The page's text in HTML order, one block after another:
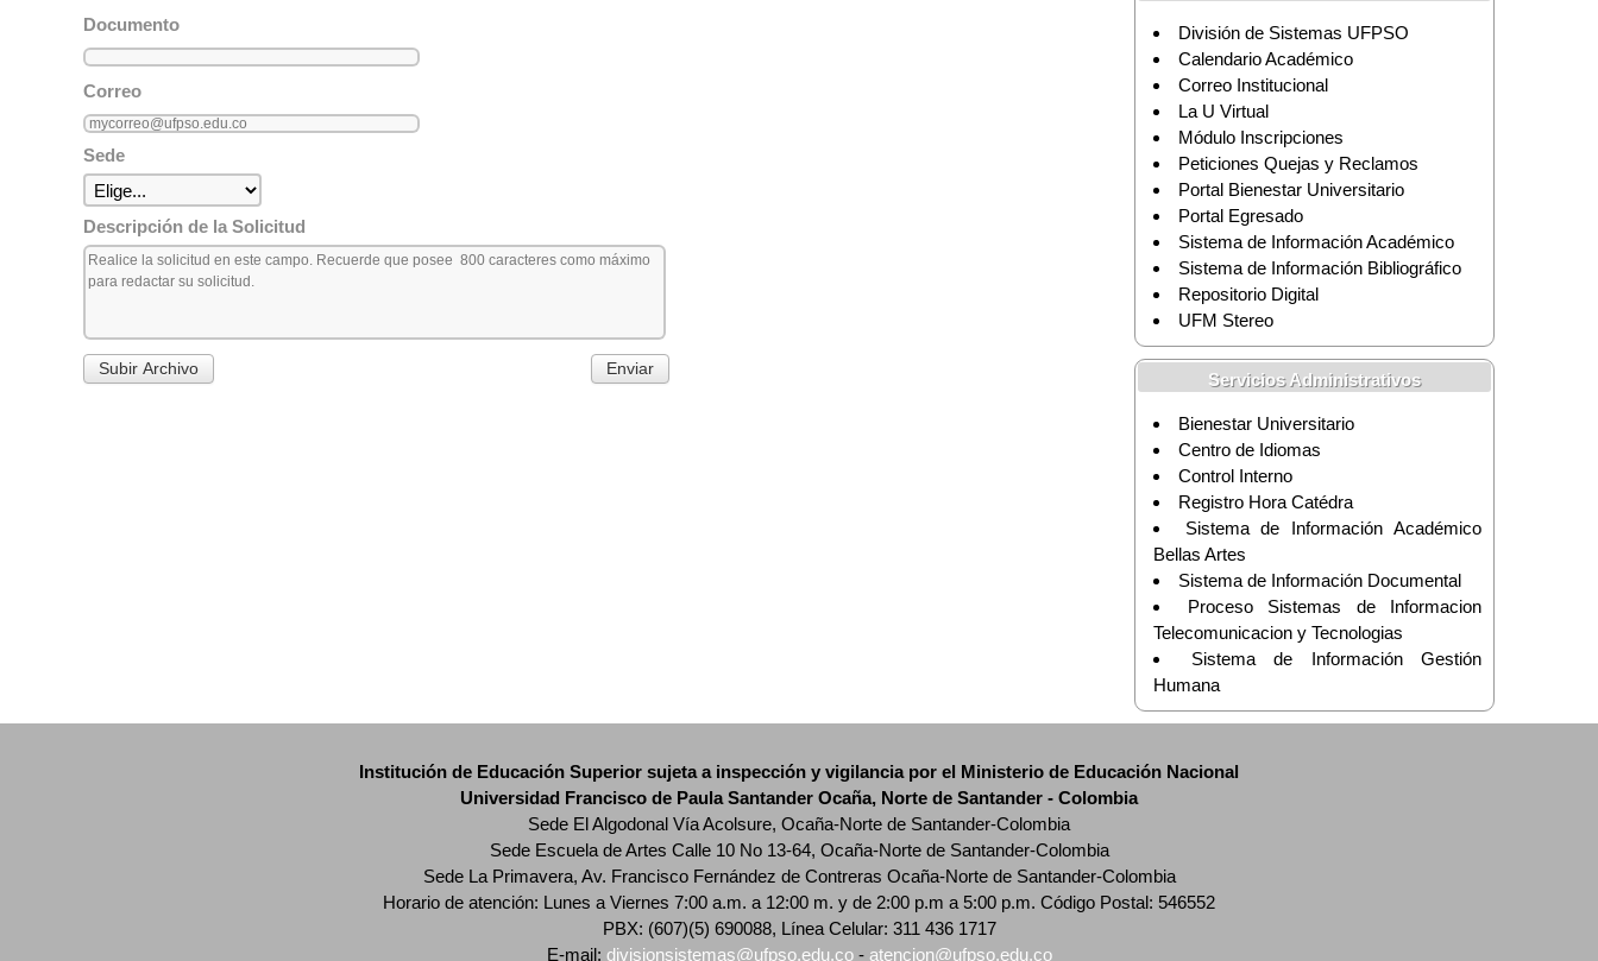
Documento
Correo
Sede
Descripción de la Solicitud
División de Sistemas UFPSO
Calendario Académico
Correo Institucional
La U Virtual
Módulo Inscripciones
Peticiones Quejas y Reclamos
Portal Bienestar Universitario
Portal Egresado
Sistema de Información Académico
Sistema de Información Bibliográfico
Repositorio Digital
UFM Stereo
Servicios Administrativos
Bienestar Universitario
Centro de Idiomas
Control Interno
Registro Hora Catédra
Sistema de Información Académico
Bellas Artes
Sistema de Información Documental
Proceso Sistemas de Informacion
Telecomunicacion y Tecnologias
Sistema de Información Gestión
Humana
Institución de Educación Superior sujeta a inspección y vigilancia por el Ministerio de Educación Nacional
Universidad Francisco de Paula Santander Ocaña, Norte de Santander - Colombia
Sede El Algodonal Vía Acolsure, Ocaña-Norte de Santander-Colombia
Sede Escuela de Artes Calle 10 No 13-64, Ocaña-Norte de Santander-Colombia
Sede La Primavera, Av. Francisco Fernández de Contreras Ocaña-Norte de Santander-Colombia
Horario de atención: Lunes a Viernes 7:00 a.m. a 12:00 m. y de 2:00 p.m a 5:00 p.m. Código Postal: 546552
PBX: (607)(5) 690088, Línea Celular: 311 436 1717
E-mail: divisionsistemas@ufpso.edu.co- atencion@ufpso.edu.co